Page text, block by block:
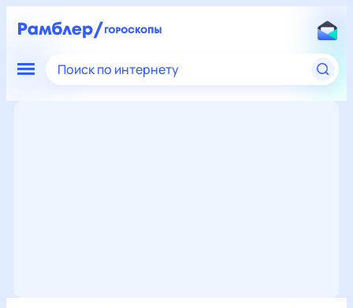
Поиск по интернету